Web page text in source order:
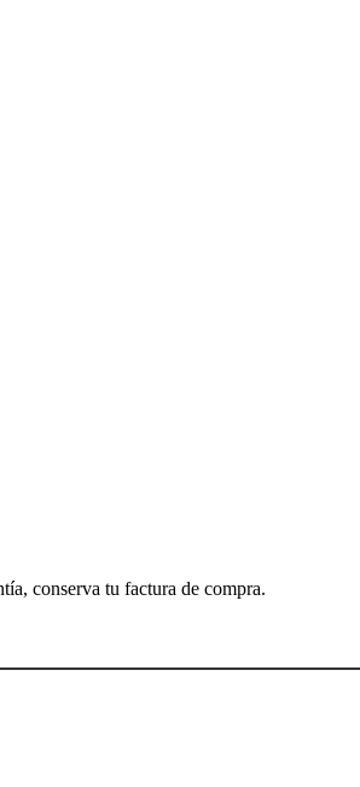
conserva tu factura de compra.